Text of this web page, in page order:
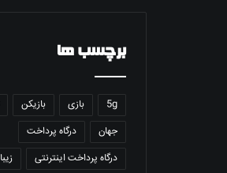
برچسب ها
5g بازی بازیکن
جهان
درگاه پرداخت
درگاه پرداخت اینترنتی